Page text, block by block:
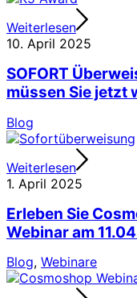
Weiterlesen
10. April 2025
SOFORT
müssen Sie jetzt
Blog
Weiterlesen
1. April 2025
Erleben Sie
Webinar am
Blog, Webinare